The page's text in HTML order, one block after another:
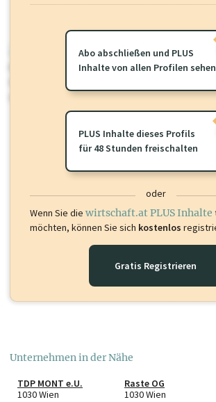
wirtschaft.at PLUS
Für dieses Profil gibt es zusätzlichewirtschaft.at
oder loggen Sie sich ein um diese Inhalte zu
Abo abschließen und PLUS
Inhalte von allen Profilen sehen
PLUS Inhalte dieses Profils
für 48 Stunden freischalten
oder
Wenn Sie die wirtschaft.at PLUS Inhalte
möchten, können Sie sich kostenlos
Gratis Registrieren
Unternehmen in der Nähe
TDP MONT e.U.
1030 Wien
Raste OG
1030 Wien